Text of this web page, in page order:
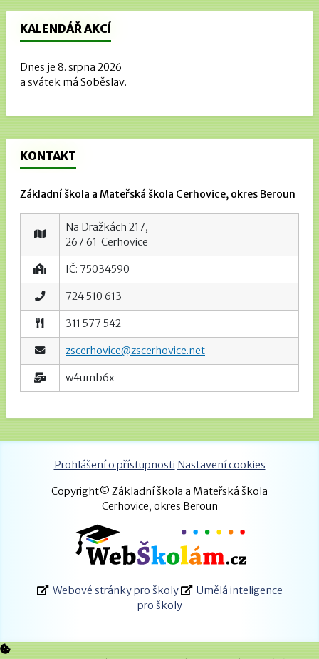
KALENDÁŘ AKCÍ
Dnes je 8. srpna 2026
a svátek má Soběslav.
KONTAKT
Základní škola a Mateřská škola Cerhovice, okres Beroun
Na Dražkách 217,
267 61 Cerhovice
IČ: 75034590
724 510 613
311 577 542
zscerhovice@zscerhovice.net
w4umb6x
Prohlášení o přístupnosti Nastavení cookies
Copyright© Základní škola a Mateřská škola
Cerhovice, okres Beroun
Webové stránky pro školy
Umělá inteligence
pro školy